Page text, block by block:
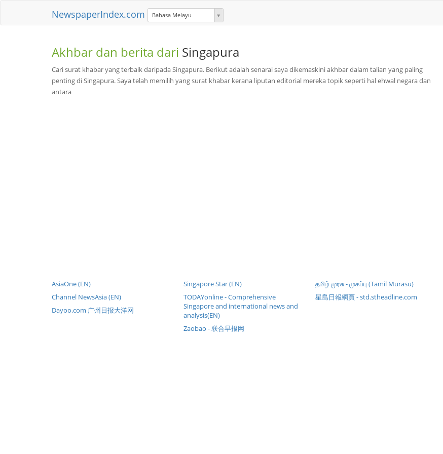
NewspaperIndex.com Bahasa Melayu
Akhbar dan berita dari Singapura
Cari surat khabar yang terbaik daripada Singapura. Berikut adalah senarai saya dikemaskini akhbar dalam talian yang paling
penting di Singapura. Saya telah memilih yang surat khabar kerana liputan editorial mereka topik seperti hal ehwal negara dan
antara
AsiaOne (EN)
Channel NewsAsia (EN)
Dayoo.com 广州日报大洋网
Singapore Star (EN)
TODAYonline - Comprehensive
Singapore and international news and
analysis(EN)
Zaobao - 联合早报网
தமிழ் முரசு - முகப்பு (Tamil Murasu)
星島日報網頁 - std.stheadline.com